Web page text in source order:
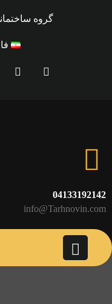
گروه
04133192142
info@Tarhnovin.com